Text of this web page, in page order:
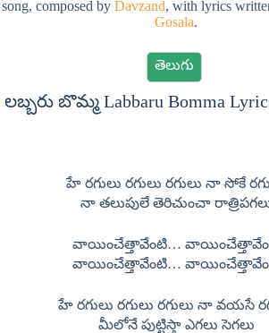
song, composed byDavzand, with lyrics
Gosala.
తెలుగు
లబ్బరు బొమ్మ Labbaru Bomma
హే రగులు రగులు రగులు నా సోకే
నా తలుపులే తెరిచుంచా
వాయించేత్తావేంటి…
వాయించేత్తావేంటి…
హే రగులు రగులు రగులు నా వయసే
మీలోనే పుట్టిస్తా ఎగలు సెగలు